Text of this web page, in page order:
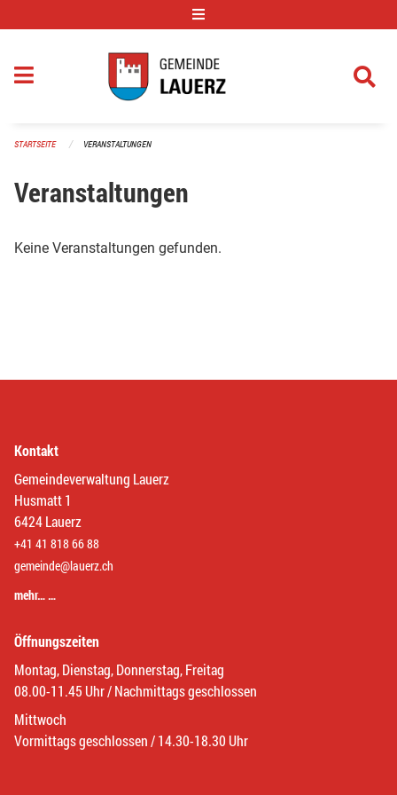
STARTSEITE VERANSTALTUNGEN
Veranstaltungen
Keine Veranstaltungen gefunden.
Kontakt
Gemeindeverwaltung Lauerz
Husmatt 1
6424 Lauerz
+41 41 818 66 88
gemeinde@lauerz.ch
mehr… …
Öffnungszeiten
Montag, Dienstag, Donnerstag, Freitag
08.00-11.45 Uhr / Nachmittags geschlossen
Mittwoch
Vormittags geschlossen / 14.30-18.30 Uhr